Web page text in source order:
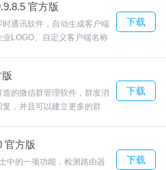
时知晓，欢迎来合众软件园
官方版
通讯软件，自动生成客户端
LOGO、自定义客户端名称
讯通详细的权限设置、贴心
务；欢迎来合众软件园下载
下载
的微信群管理软件，群发消
，并且可以建立更多的群
下载
官方版
中的一项功能，检测路由器
下载